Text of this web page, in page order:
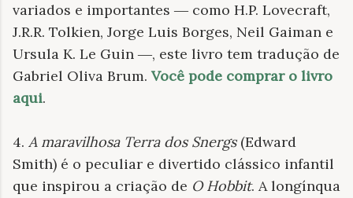
variados e importantes ― como H.P. Lovecraft,
J.R.R. Tolkien, Jorge Luis Borges, Neil Gaiman e
Ursula K. Le Guin ―, este livro tem tradução de
Gabriel Oliva Brum. Você pode comprar o livro
aqui.
4. A maravilhosa Terra dos Snergs(Edward
Smith) é o peculiar e divertido clássico infantil
que inspirou a criação de O Hobbit. A longínqua